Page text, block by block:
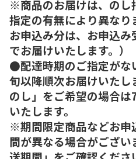
※商品のお届けは、のし
指定の有無により異なり
お申込み分は、お申込
でお届けいたします。）
●配達時期のご指定がな
旬以降順次お届けいた
のし」をご希望の場合
いたします。
※期間限定商品などお申
間が異なる場合がござ